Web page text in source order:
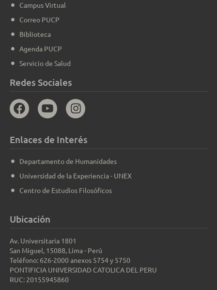
Campus Virtual
Correo PUCP
Biblioteca
Agenda PUCP
Servicio de Salud
Redes Sociales
Enlaces de Interés
Departamento de Humanidades
Universidad de la Experiencia - UNEX
Centro de Estudios Filosóficos
Ubicación
Av. Universitaria 1801
San Miguel, 15088, Lima - Perú
Teléfono: 626-2000 anexos 5754 y 5750
PONTIFICIA UNIVERSIDAD CATOLICA DEL PERU
RUC: 20155945860